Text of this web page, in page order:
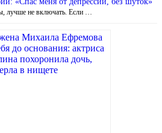
лучше не включать. Если …